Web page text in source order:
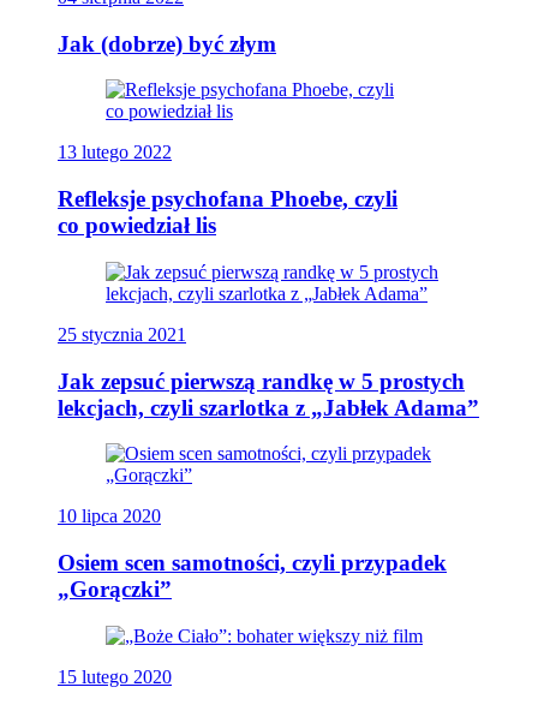
Jak (dobrze) być złym
13 lutego 2022
Refleksje psychofana Phoebe, czyli
co powiedział lis
25 stycznia 2021
Jak zepsuć pierwszą randkę w 5 prostych
lekcjach, czyli szarlotka z „Jabłek Adama”
10 lipca 2020
Osiem scen samotności, czyli przypadek
„Gorączki”
15 lutego 2020